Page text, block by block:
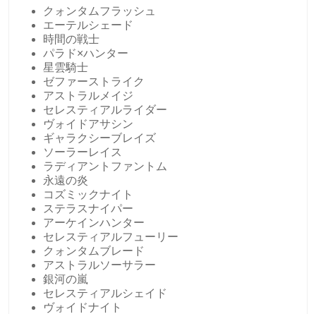
クォンタムフラッシュ
エーテルシェード
時間の戦士
パラド×ハンター
星雲騎士
ゼファーストライク
アストラルメイジ
セレスティアルライダー
ヴォイドアサシン
ギャラクシーブレイズ
ソーラーレイス
ラディアントファントム
永遠の炎
コズミックナイト
ステラスナイパー
アーケインハンター
セレスティアルフューリー
クォンタムブレード
アストラルソーサラー
銀河の嵐
セレスティアルシェイド
ヴォイドナイト